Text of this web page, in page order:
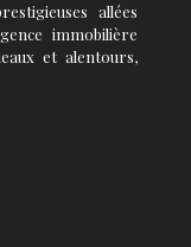
allées
immobilière
et alentours,